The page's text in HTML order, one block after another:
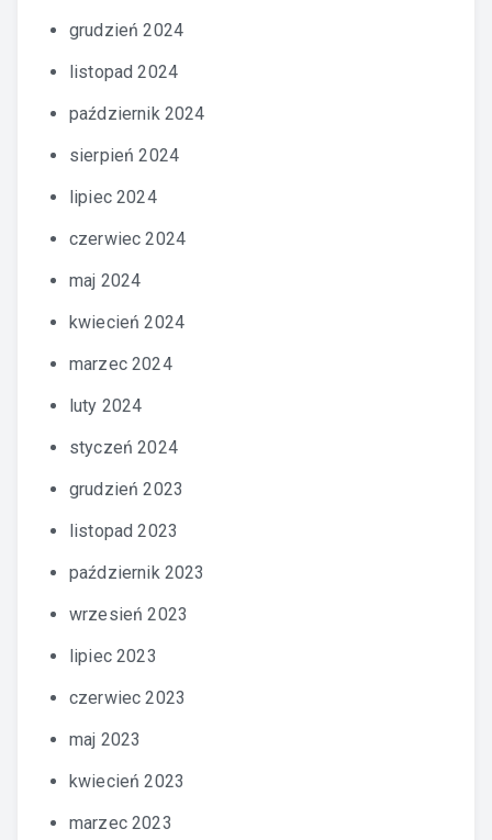
grudzień 2024
listopad 2024
październik 2024
sierpień 2024
lipiec 2024
czerwiec 2024
maj 2024
kwiecień 2024
marzec 2024
luty 2024
styczeń 2024
grudzień 2023
listopad 2023
październik 2023
wrzesień 2023
lipiec 2023
czerwiec 2023
maj 2023
kwiecień 2023
marzec 2023